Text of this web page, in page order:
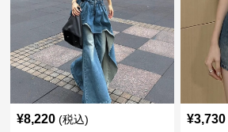
¥8,220 (税込) ¥3,730